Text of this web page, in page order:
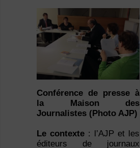
Conférence de presse à
la Maison des
Journalistes (Photo AJP)
Le contexte: l’AJP et les
éditeurs de journaux